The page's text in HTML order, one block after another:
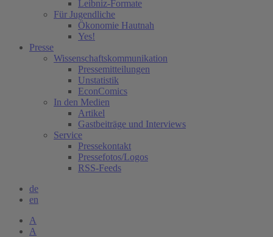
Leibniz-Formate
Für Jugendliche
Ökonomie Hautnah
Yes!
Presse
Wissenschaftskommunikation
Pressemitteilungen
Unstatistik
EconComics
In den Medien
Artikel
Gastbeiträge und Interviews
Service
Pressekontakt
Pressefotos/Logos
RSS-Feeds
de
en
A
A